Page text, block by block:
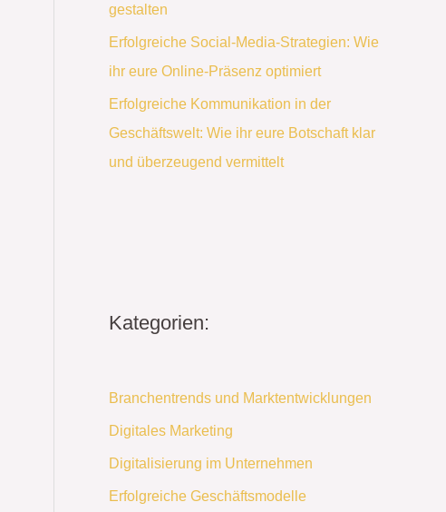
gestalten
Erfolgreiche Social-Media-Strategien: Wie
ihr eure Online-Präsenz optimiert
Erfolgreiche Kommunikation in der
Geschäftswelt: Wie ihr eure Botschaft klar
und überzeugend vermittelt
Kategorien:
Branchentrends und Marktentwicklungen
Digitales Marketing
Digitalisierung im Unternehmen
Erfolgreiche Geschäftsmodelle